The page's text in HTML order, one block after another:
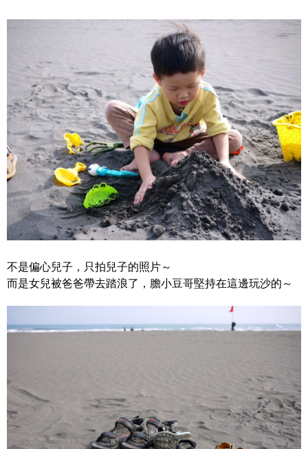
不是偏心兒子，只拍兒子的照片～
而是女兒被爸爸帶去踏浪了，膽小豆哥堅持在這邊玩沙的～